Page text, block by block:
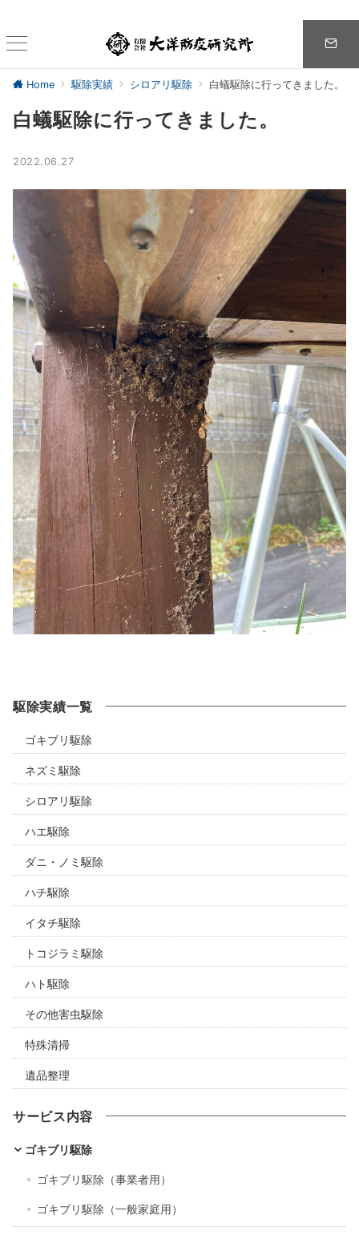
Home 駆除実績 シロアリ駆除 白蟻駆除に行ってきました。
白蟻駆除に行ってきました。
2022.06.27
駆除実績一覧
ゴキブリ駆除
ネズミ駆除
シロアリ駆除
ハエ駆除
ダニ・ノミ駆除
ハチ駆除
イタチ駆除
トコジラミ駆除
ハト駆除
その他害虫駆除
特殊清掃
遺品整理
サービス内容
ゴキブリ駆除
ゴキブリ駆除（事業者用）
ゴキブリ駆除（一般家庭用）